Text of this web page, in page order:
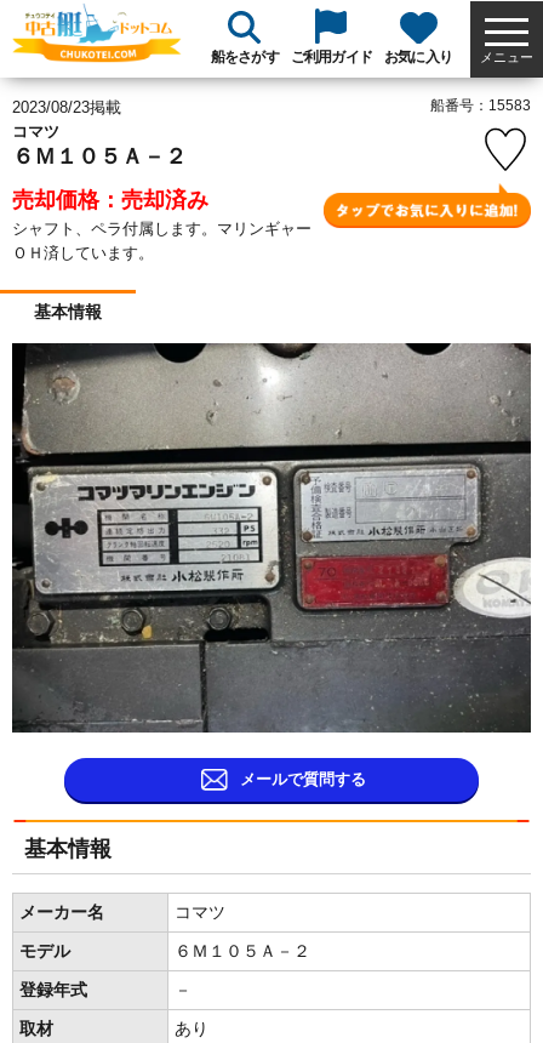
船をさがす ご利用ガイド お気に入り メニュー
2023/08/23掲載
コマツ
６Ｍ１０５Ａ－２
売却価格：売却済み
シャフト、ペラ付属します。マリンギャー
ＯＨ済しています。
船番号：15583
基本情報
メールで質問する
基本情報
メーカー名 コマツ
モデル ６Ｍ１０５Ａ－２
登録年式 －
取材 あり